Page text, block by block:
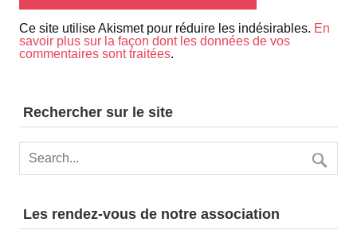
Ce site utilise Akismet pour réduire les indésirables. En
savoir plus sur la façon dont les données de vos
commentaires sont traitées.
Rechercher sur le site
Les rendez-vous de notre association